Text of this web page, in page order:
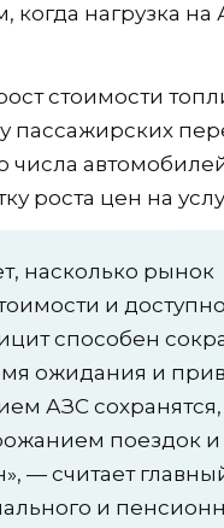
нагрузка на
стоимости
пассажирских
роста цен на
насколько рынок
и
способен
ожидания и
АЗС
поездок
— считает
и